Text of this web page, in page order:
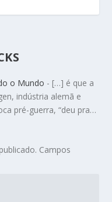
o Mundo - […] é que a
indústria alemã e
pré-guerra, “deu pra…
Campos